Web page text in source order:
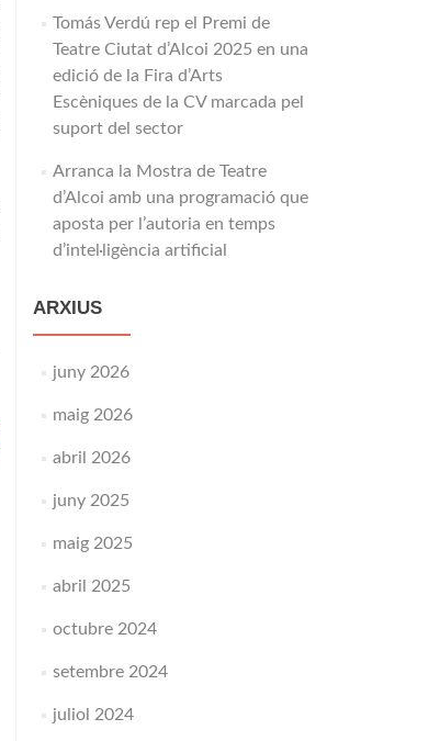
Tomás Verdú rep el Premi de
Teatre Ciutat d’Alcoi 2025 en una
edició de la Fira d’Arts
Escèniques de la CV marcada pel
suport del sector
Arranca la Mostra de Teatre
d’Alcoi amb una programació que
aposta per l’autoria en temps
d’intel·ligència artificial
ARXIUS
juny 2026
maig 2026
abril 2026
juny 2025
maig 2025
abril 2025
octubre 2024
setembre 2024
juliol 2024